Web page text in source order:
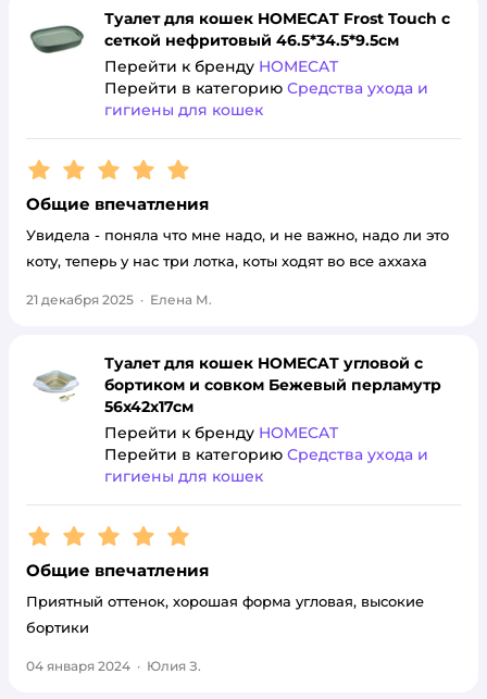
Туалет для кошек HOMECAT Frost Touch с
сеткой нефритовый 46.5*34.5*9.5см
Перейти к бренду HOMECAT
Перейти в категорию Средства ухода и
гигиены для кошек
Рейтинг:5
Общие впечатления
Увидела - поняла что мне надо, и не важно, надо ли это
коту, теперь у нас три лотка, коты ходят во все аххаха
21 декабря 2025 · Елена М.
Туалет для кошек HOMECAT угловой с
бортиком и совком Бежевый перламутр
56х42х17см
Перейти к бренду HOMECAT
Перейти в категорию Средства ухода и
гигиены для кошек
Рейтинг:5
Общие впечатления
Приятный оттенок, хорошая форма угловая, высокие
бортики
04 января 2024 · Юлия З.